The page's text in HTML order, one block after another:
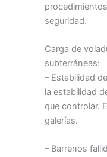
seguridad.
Carga de
subterráneas:
– Estabilidad
la estabilidad
que controlar.
galerías.
– Barrenos